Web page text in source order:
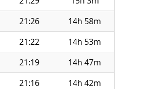
21:26
14h 58m
21:22
14h 53m
21:19
14h 47m
21:16
14h 42m